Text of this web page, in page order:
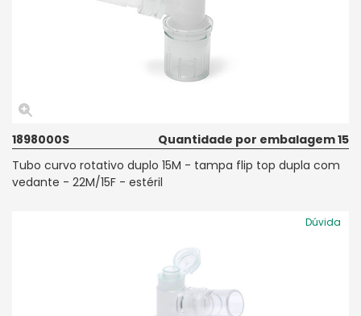
1898000S
Quantidade por embalagem 15
Tubo curvo rotativo duplo 15M - tampa flip top dupla com
vedante - 22M/15F - estéril
Dúvida